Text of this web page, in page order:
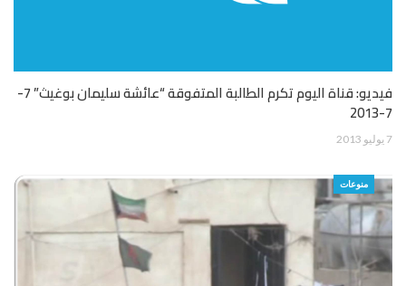
فيديو: قناة اليوم تكرم الطالبة المتفوقة “عائشة سليمان بوغيث” 7-
7-2013
7 يوليو 2013
منوعات